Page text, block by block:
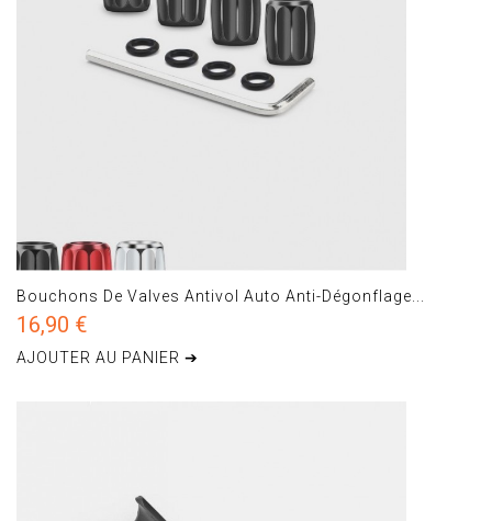
Bouchons De Valves Antivol Auto Anti-Dégonflage...
16,90 €
AJOUTER AU PANIER ➔